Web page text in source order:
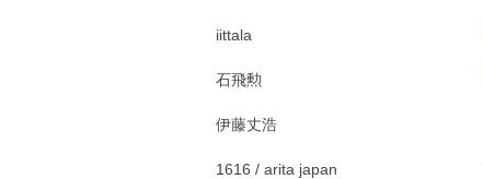
iittala
石飛勲
伊藤丈浩
1616 / arita japan